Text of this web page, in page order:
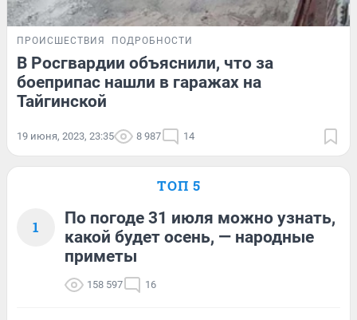
ПРОИСШЕСТВИЯ ПОДРОБНОСТИ
В Росгвардии объяснили, что за
боеприпас нашли в гаражах на
Тайгинской
19 июня, 2023, 23:35 8 987 14
ТОП 5
1
По погоде 31 июля можно узнать,
какой будет осень, — народные
приметы
158 597 16